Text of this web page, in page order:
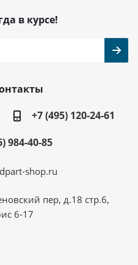
в курсе!
+7 (495) 120-24-61
984-40-85
shop.ru
пер, д.18 стр.6,
6-17